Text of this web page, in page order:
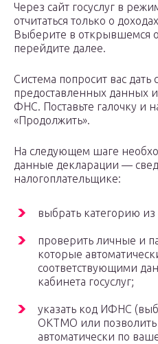
Через сайт госуслуг в
отчитаться только о
Выберите в открывшемся
перейдите далее.
Система попросит вас дать
предоставленных данных
ФНС. Поставьте галочку и
«Продолжить».
На следующем шаге
данные декларации —
налогоплательщике:
выбрать категорию
проверить личные и
которые
соответствующими
кабинета госуслуг;
указать код ИФНС
ОКТМО или позволить
автоматически по